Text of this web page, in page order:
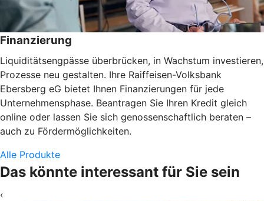
Finanzierung
Liquiditätsengpässe überbrücken, in Wachstum investieren,
Prozesse neu gestalten. Ihre Raiffeisen-Volksbank
Ebersberg eG bietet Ihnen Finanzierungen für jede
Unternehmensphase. Beantragen Sie Ihren Kredit gleich
online oder lassen Sie sich genossenschaftlich beraten –
auch zu Fördermöglichkeiten.
Alle Produkte
Das könnte interessant für Sie sein
‹